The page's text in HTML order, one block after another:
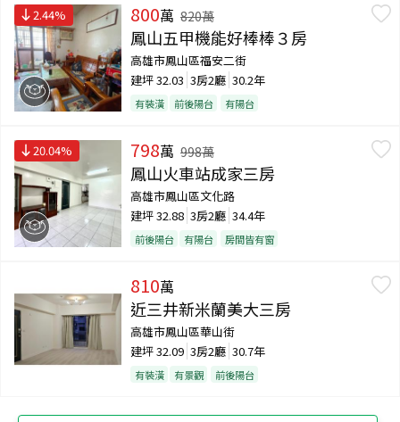
2.44% 800萬 820萬
鳳山五甲機能好棒棒３房
高雄市鳳山區福安二街
建坪32.03 3房2廳 30.2年
有裝潢 前後陽台 有陽台
20.04% 798萬 998萬
鳳山火車站成家三房
高雄市鳳山區文化路
建坪32.88 3房2廳 34.4年
前後陽台 有陽台 房間皆有窗
810萬
近三井新米蘭美大三房
高雄市鳳山區華山街
建坪32.09 3房2廳 30.7年
有裝潢 有景觀 前後陽台